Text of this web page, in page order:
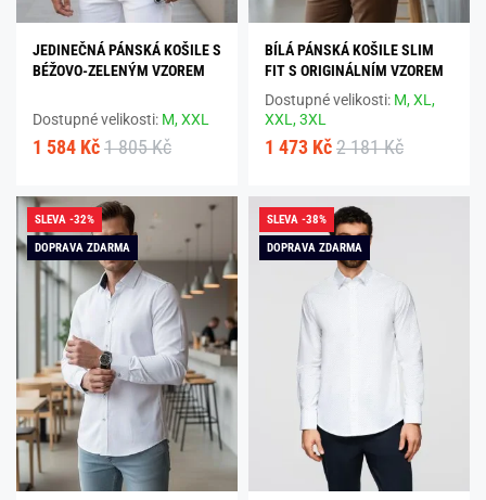
JEDINEČNÁ PÁNSKÁ KOŠILE S
BÉŽOVO-ZELENÝM VZOREM
Dostupné velikosti: M,XXL
1 584 Kč 1 805 Kč
BÍLÁ PÁNSKÁ KOŠILE SLIM
FIT S ORIGINÁLNÍM VZOREM
Dostupné velikosti: M,XL,
XXL,3XL
1 473 Kč 2 181 Kč
SLEVA -32%
DOPRAVA ZDARMA
SLEVA -38%
DOPRAVA ZDARMA